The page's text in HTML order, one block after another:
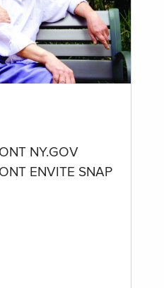
NY.GOV
ENVITE SNAP